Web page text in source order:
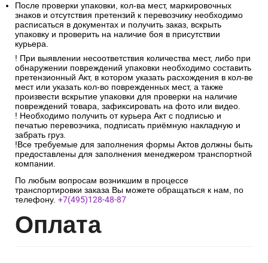
После проверки упаковки, кол-ва мест, маркировочных
знаков и отсутствия претензий к перевозчику необходимо
расписаться в документах и получить заказ, вскрыть
упаковку и проверить на наличие боя в присутствии
курьера.
! При выявлении несоответствия количества мест, либо при
обнаружении повреждений упаковки необходимо составить
претензионный Акт, в котором указать расхождения в кол-ве
мест или указать кол-во поврежденных мест, а также
произвести вскрытие упаковки для проверки на наличие
повреждений товара, зафиксировать на фото или видео.
! Необходимо получить от курьера Акт с подписью и
печатью перевозчика, подписать приёмную накладную и
забрать груз.
!Все требуемые для заполнения формы Актов должны быть
предоставлены для заполнения менеджером транспортной
компании.
По любым вопросам возникшим в процессе
транспортировки заказа Вы можете обращаться к нам, по
телефону. +7(495)128-48-87
Оплата